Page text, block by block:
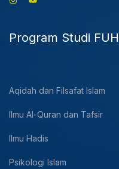
Program Studi FUH
Aqidah dan Filsafat Islam
Ilmu Al-Quran dan Tafsir
Ilmu Hadis
Psikologi Islam